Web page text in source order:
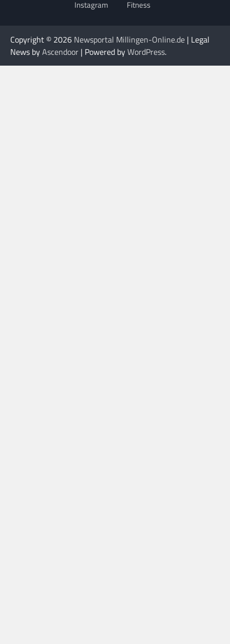
Instagram Fitness
Copyright © 2026 Newsportal Millingen-Online.de | Legal
News byAscendoor | Powered byWordPress.